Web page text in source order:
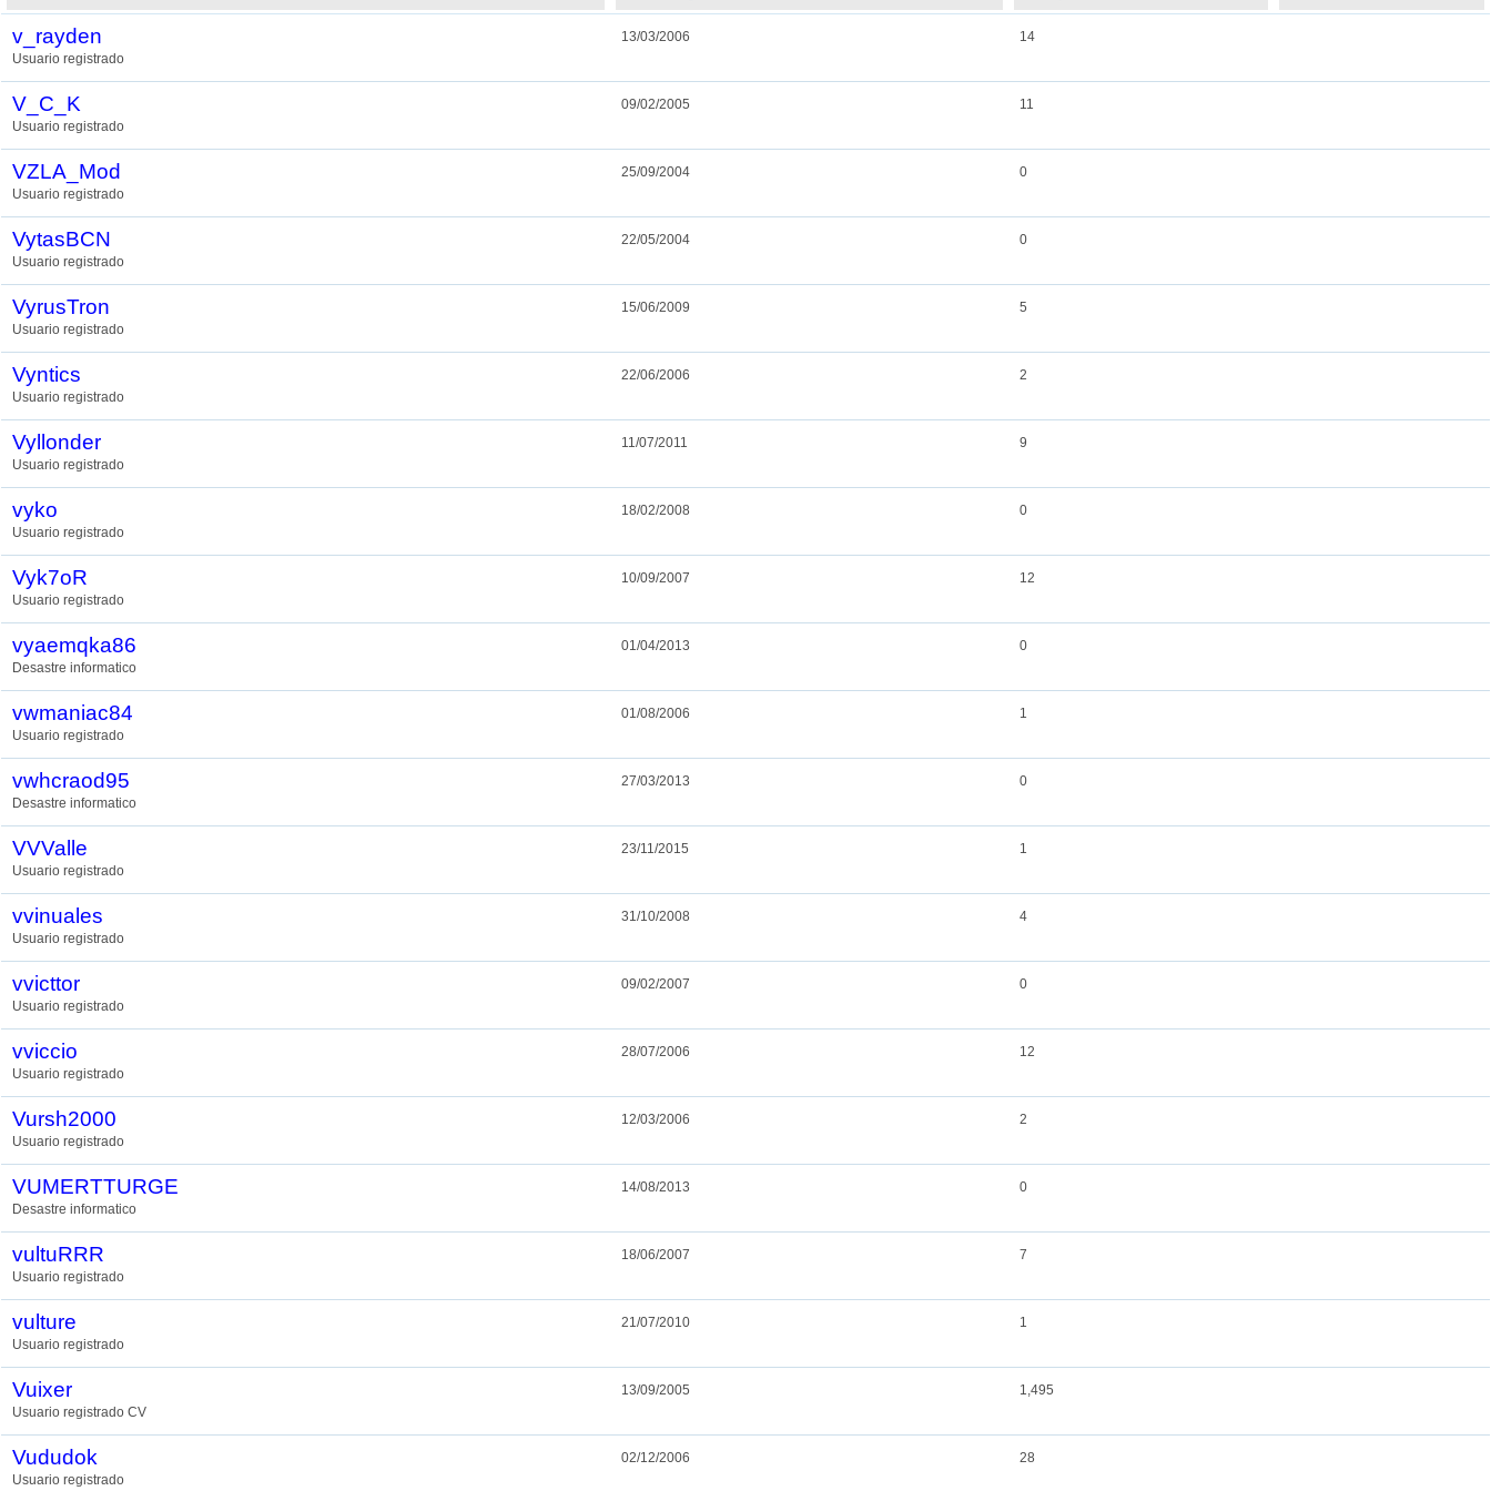
v_rayden
Usuario registrado
13/03/2006 14
V_C_K
Usuario registrado
09/02/2005 11
VZLA_Mod
Usuario registrado
25/09/2004 0
VytasBCN
Usuario registrado
22/05/2004 0
VyrusTron
Usuario registrado
15/06/2009 5
Vyntics
Usuario registrado
22/06/2006 2
Vyllonder
Usuario registrado
11/07/2011 9
vyko
Usuario registrado
18/02/2008 0
Vyk7oR
Usuario registrado
10/09/2007 12
vyaemqka86
Desastre informatico
01/04/2013 0
vwmaniac84
Usuario registrado
01/08/2006 1
vwhcraod95
Desastre informatico
27/03/2013 0
VVValle
Usuario registrado
23/11/2015 1
vvinuales
Usuario registrado
31/10/2008 4
vvicttor
Usuario registrado
09/02/2007 0
vviccio
Usuario registrado
28/07/2006 12
Vursh2000
Usuario registrado
12/03/2006 2
VUMERTTURGE
Desastre informatico
14/08/2013 0
vultuRRR
Usuario registrado
18/06/2007 7
vulture
Usuario registrado
21/07/2010 1
Vuixer
Usuario registrado CV
13/09/2005 1,495
Vududok
Usuario registrado
02/12/2006 28